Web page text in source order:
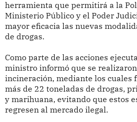
herramienta que permitirá a la
Ministerio Público y el Poder
mayor eficacia las nuevas
de drogas.
Como parte de las acciones
ministro informó que se
incineración, mediante los cuales
más de 22 toneladas de drogas,
y marihuana, evitando que estos
regresen al mercado ilegal.